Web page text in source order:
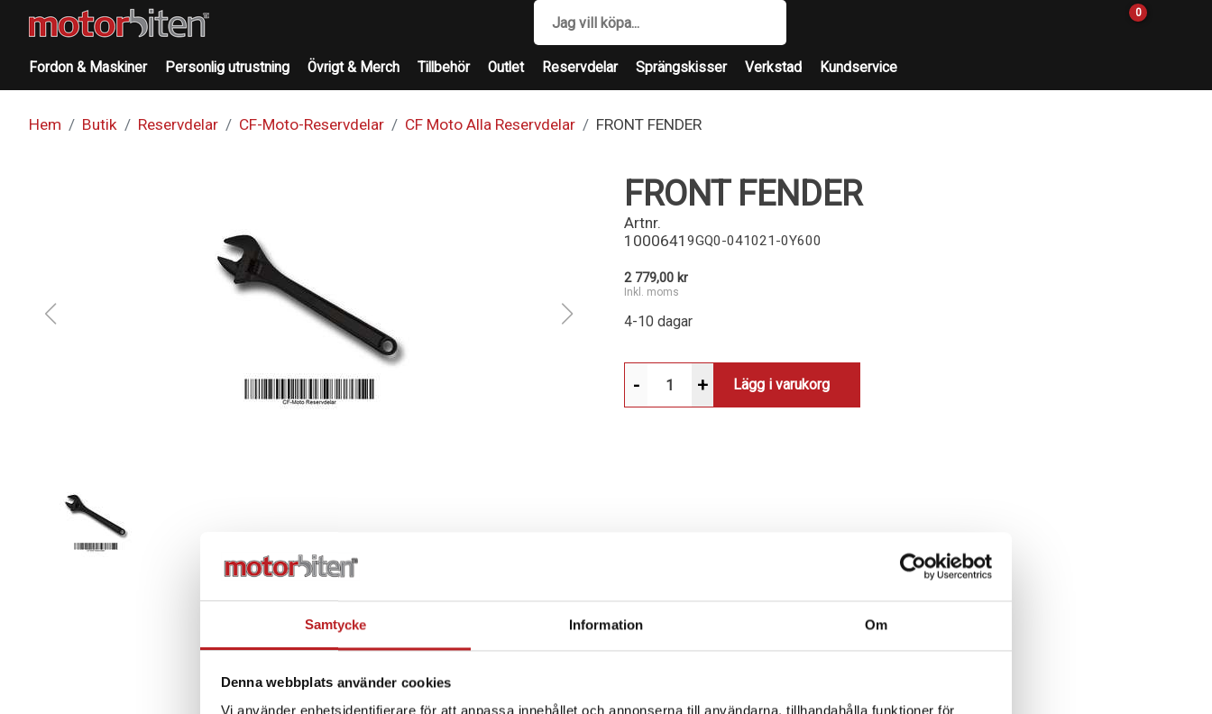
Samtycke Information Om
Denna webbplats använder cookies
Vi använder enhetsidentifierare för att anpassa innehållet och annonserna till användarna, tillhandahålla funktioner för
0
Fordon & Maskiner Personlig utrustning Övrigt & Merch Tillbehör Outlet Reservdelar Sprängskisser Verkstad Kundservice
Hem Butik Reservdelar CF-Moto-Reservdelar CF Moto Alla Reservdelar FRONT FENDER
FRONT FENDER
Artnr.
1000641 9GQ0-041021-0Y600
2 779,00 kr
Inkl. moms
4-10 dagar
- + Lägg i varukorg